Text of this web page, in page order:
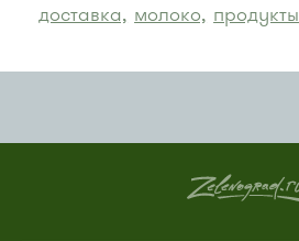
доставка, молоко, продукты